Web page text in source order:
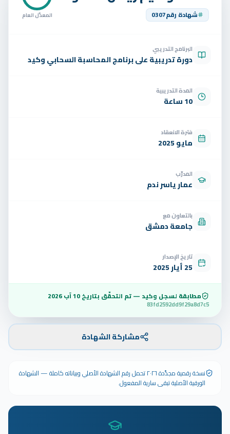
الوظائف
شهادة رقم0307 المعدّل العام
البرنامج التدريبي
دورة تدريبية على برنامج المحاسبة السحابي وكيد
المدة التدريبية
10 ساعة
فترة الانعقاد
مايو 2025
المدرّب
عمار ياسر ندم
بالتعاون مع
جامعة دمشق
تاريخ الإصدار
25 أيار 2025
مطابقة لسجل وكيد — تم التحقّق بتاريخ10 آب 2026
83fd2592dd9f29a8d7c5
مشاركة الشهادة
نسخة رقمية مجدَّدة ٢٠٢٦ تحمل رقم الشهادة الأصلي وبياناته كاملة — الشهادة
الورقية الأصلية تبقى سارية المفعول.